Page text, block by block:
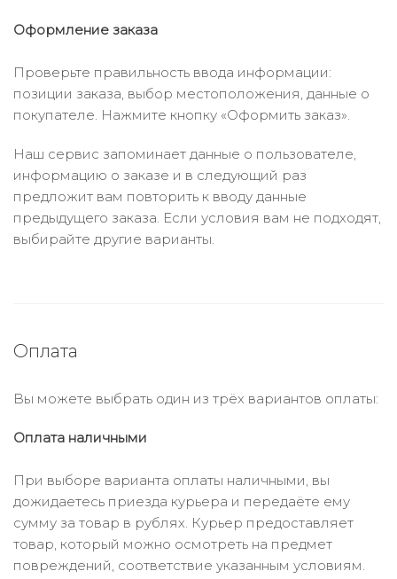
Оформление заказа
Проверьте правильность ввода информации:
позиции заказа, выбор местоположения, данные о
покупателе. Нажмите кнопку «Оформить заказ».
Наш сервис запоминает данные о пользователе,
информацию о заказе и в следующий раз
предложит вам повторить к вводу данные
предыдущего заказа. Если условия вам не подходят,
выбирайте другие варианты.
Оплата
Вы можете выбрать один из трёх вариантов оплаты:
Оплата наличными
При выборе варианта оплаты наличными, вы
дожидаетесь приезда курьера и передаёте ему
сумму за товар в рублях. Курьер предоставляет
товар, который можно осмотреть на предмет
повреждений, соответствие указанным условиям.